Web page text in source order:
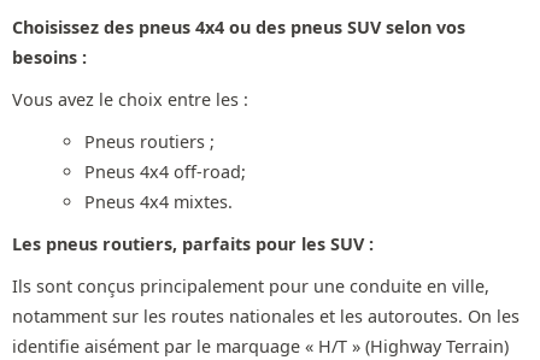
Choisissez des pneus 4x4 ou des pneus SUV selon vos
besoins :
Vous avez le choix entre les :
Pneus routiers ;
Pneus 4x4 off-road;
Pneus 4x4 mixtes.
Les pneus routiers, parfaits pour les SUV :
Ils sont conçus principalement pour une conduite en ville,
notamment sur les routes nationales et les autoroutes. On les
identifie aisément par le marquage « H/T » (Highway Terrain)